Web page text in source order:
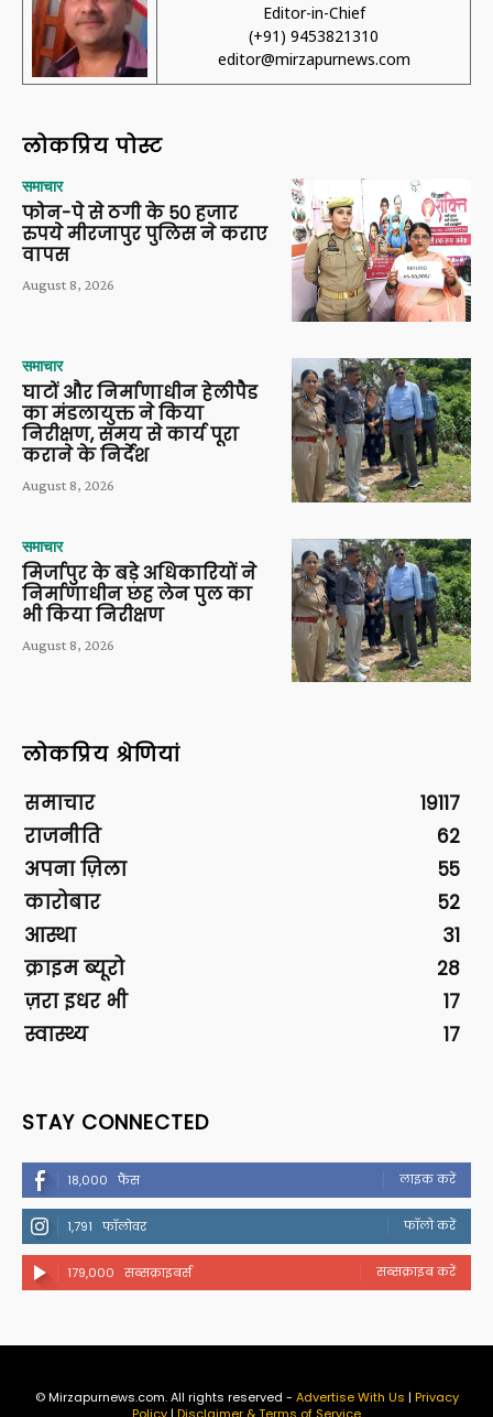
Editor-in-Chief
(+91) 9453821310
editor@mirzapurnews.com
लोकप्रिय पोस्ट
समाचार
फोन-पे से ठगी के 50 हजार
रुपये मीरजापुर पुलिस ने कराए
वापस
August 8, 2026
समाचार
घाटों और निर्माणाधीन हेलीपैड
का मंडलायुक्त ने किया
निरीक्षण, समय से कार्य पूरा
कराने के निर्देश
August 8, 2026
समाचार
मिर्जापुर के बड़े अधिकारियों ने
निर्माणाधीन छह लेन पुल का
भी किया निरीक्षण
August 8, 2026
लोकप्रिय श्रेणियां
समाचार
19117
राजनीति
62
अपना ज़िला
55
कारोबार
52
आस्था
31
क्राइम ब्यूरो
28
ज़रा इधर भी
17
स्वास्थ्य
17
STAY CONNECTED
18,000 फैंस लाइक करें
1,791 फॉलोवर फॉलो करें
179,000 सब्सक्राइबर्स सब्सक्राइब करें
© Mirzapurnews.com. All rights reserved - Advertise With Us | Privacy